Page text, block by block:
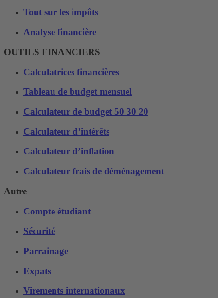
Tout sur les impôts
Analyse financière
OUTILS FINANCIERS
Calculatrices financières
Tableau de budget mensuel
Calculateur de budget 50 30 20
Calculateur d’intérêts
Calculateur d’inflation
Calculateur frais de déménagement
Autre
Compte étudiant
Sécurité
Parrainage
Expats
Virements internationaux